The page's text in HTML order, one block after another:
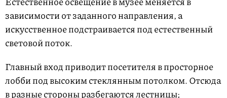
зависимости от заданного направления, а
искусственное подстраивается под естественный
световой поток.
Главный вход приводит посетителя в просторное
лобби под высоким стеклянным потолком. Отсюда
в разные стороны разбегаются лестницы;